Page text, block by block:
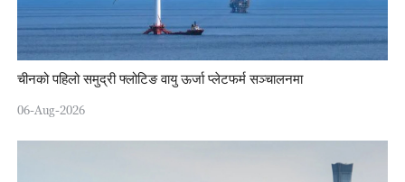
चीनको पहिलो समुद्री फ्लोटिङ वायु ऊर्जा प्लेटफर्म सञ्चालनमा
06-Aug-2026